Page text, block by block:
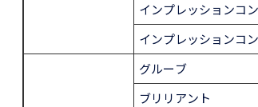
インプレッションコ
インプレッションコ
グルーブ
ブリリアント